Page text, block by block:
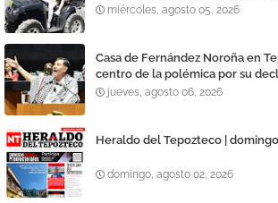
miércoles, agosto 05, 2026
Casa de Fernández Noroña en
centro de la polémica por su
jueves, agosto 06, 2026
Heraldo del Tepozteco |
domingo, agosto 02, 2026